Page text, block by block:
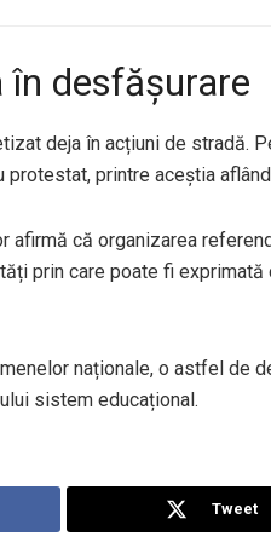
în desfășurare
deja în acțiuni de stradă.
protestat, printre aceștia
afirmă că organizarea
prin care poate fi
naționale, o astfel de
sistem educațional.
Tweet